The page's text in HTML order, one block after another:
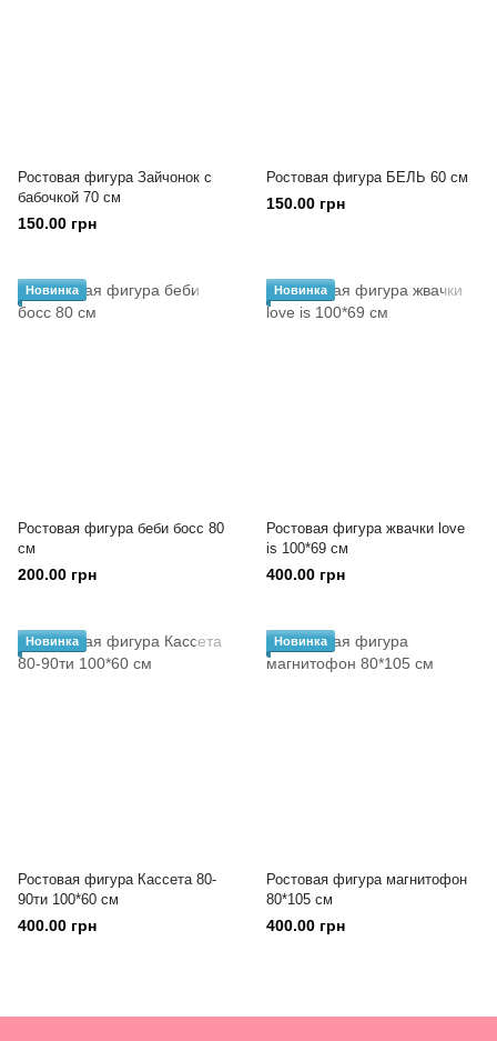
Ростовая фигура Зайчонок с
бабочкой 70 см
150.00 грн
Ростовая фигура БЕЛЬ 60 см
150.00 грн
Новинка
Ростовая фигура беби босс 80
см
200.00 грн
Новинка
Ростовая фигура жвачки love
is 100*69 см
400.00 грн
Новинка
Ростовая фигура Кассета 80-
90ти 100*60 см
400.00 грн
Новинка
Ростовая фигура магнитофон
80*105 см
400.00 грн